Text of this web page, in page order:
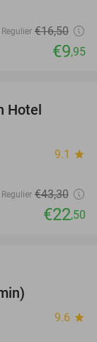
Regulier €16,50
€9,95
Hotel
9.1 star
Regulier €43,30
€22,50
9.6 star